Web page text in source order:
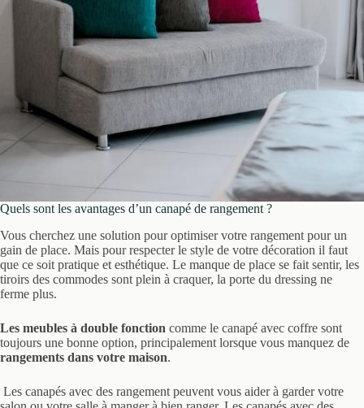
Quels sont les avantages d’un canapé de rangement ?
Vous cherchez une solution pour optimiser votre rangement pour un
gain de place. Mais pour respecter le style de votre décoration il faut
que ce soit pratique et esthétique. Le manque de place se fait sentir, les
tiroirs des commodes sont plein à craquer, la porte du dressing ne
ferme plus.
Les meubles à double fonction comme le canapé avec coffre sont
toujours une bonne option, principalement lorsque vous manquez de
rangements dans votre maison.
Les canapés avec des rangement peuvent vous aider à garder votre